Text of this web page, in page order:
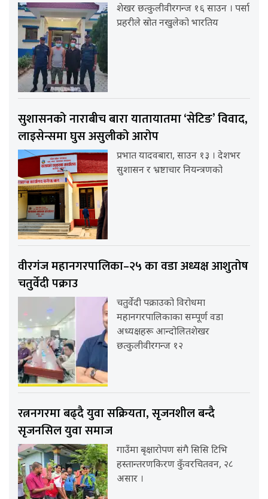
शेखर छत्कुलीवीरगन्ज १६ साउन । पर्सा
प्रहरीले स्रोत नखुलेको भारतिय
सुशासनको नाराबीच बारा यातायातमा ‘सेटिङ’ विवाद,
लाइसेन्समा घुस असुलीको आरोप
प्रभात यादवबारा, साउन १३ । देशभर
सुशासन र भ्रष्टाचार नियन्त्रणको
वीरगंज महानगरपालिका–२५ का वडा अध्यक्ष आशुतोष
चतुर्वेदी पक्राउ
चतुर्वेदी पक्राउको विरोधमा
महानगरपालिकाका सम्पूर्ण वडा
अध्यक्षहरू आन्दोलितशेखर
छत्कुलीवीरगन्ज १२
रत्ननगरमा बढ्दै युवा सक्रियता, सृजनशील बन्दै
सृजनसिल युवा समाज
गाउँमा बृक्षारोपण संगै सिसि टिभि
हस्तान्तरणकिरण कुँवरचितवन, २८
असार ।